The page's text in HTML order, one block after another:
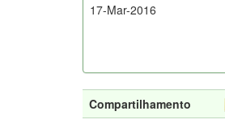
17-Mar-2016
Compartilhamento